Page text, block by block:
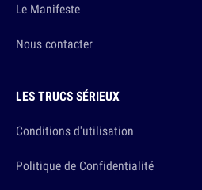
Le Manifeste
Nous contacter
LES TRUCS SÉRIEUX
Conditions d'utilisation
Politique de Confidentialité